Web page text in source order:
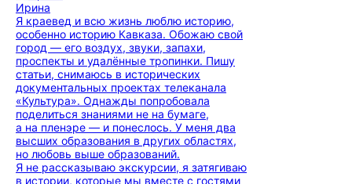
Ирина
Я краевед и всю жизнь люблю историю,
особенно историю Кавказа. Обожаю свой
город — его воздух, звуки, запахи,
проспекты и удалённые тропинки. Пишу
статьи, снимаюсь в исторических
документальных проектах телеканала
«Культура». Однажды попробовала
поделиться знаниями не на бумаге,
а на пленэре — и понеслось. У меня два
высших образования в других областях,
но любовь выше образований.
Я не рассказываю экскурсии, я затягиваю
в истории, которые мы вместе с гостями